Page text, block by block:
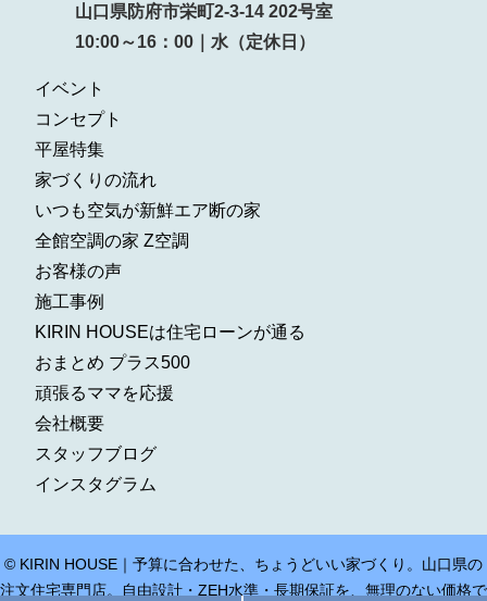
山口県防府市栄町2-3-14 202号室
10:00～16：00｜水（定休日）
イベント
コンセプト
平屋特集
家づくりの流れ
いつも空気が新鮮エア断の家
全館空調の家 Z空調
お客様の声
施工事例
KIRIN HOUSEは住宅ローンが通る
おまとめ プラス500
頑張るママを応援
会社概要
スタッフブログ
インスタグラム
© KIRIN HOUSE｜予算に合わせた、ちょうどいい家づくり。山口県の
注文住宅専門店。自由設計・ZEH水準・長期保証を、無理のない価格で